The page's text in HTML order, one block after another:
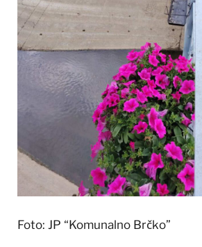
Foto: JP “Komunalno Brčko”